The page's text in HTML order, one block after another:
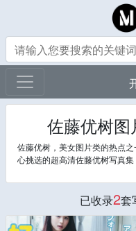
佐藤优树
佐藤优树，美女图片类的热点
心挑选的超高清佐藤优树写真集
已收录2套